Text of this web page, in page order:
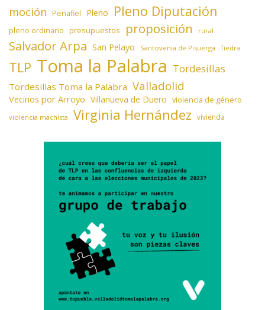
moción Peñafiel Pleno Pleno Diputación
pleno ordinario presupuestos proposición rural
Salvador Arpa San Pelayo Santovenia de Pisuerga Tiedra
TLP Toma la Palabra Tordesillas
Tordesillas Toma la Palabra Valladolid
Vecinos por Arroyo Villanueva de Duero violencia de género
violencia machista Virginia Hernández vivienda